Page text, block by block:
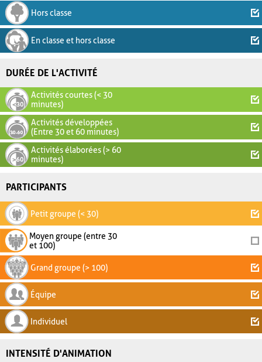
Hors classe
En classe et hors classe
DURÉE DE L'ACTIVITÉ
Activités courtes (< 30
minutes)
Activités développées
(Entre 30 et 60 minutes)
Activités élaborées (> 60
minutes)
PARTICIPANTS
Petit groupe (< 30)
Moyen groupe (entre 30
et 100)
Grand groupe (> 100)
Équipe
Individuel
INTENSITÉ D'ANIMATION